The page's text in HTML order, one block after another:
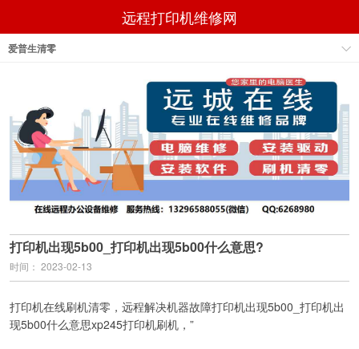
远程打印机维修网
爱普生清零
打印机出现5b00_打印机出现5b00什么意思?
时间： 2023-02-13
打印机在线刷机清零，远程解决机器故障打印机出现5b00_打印机出
现5b00什么意思xp245打印机刷机，”